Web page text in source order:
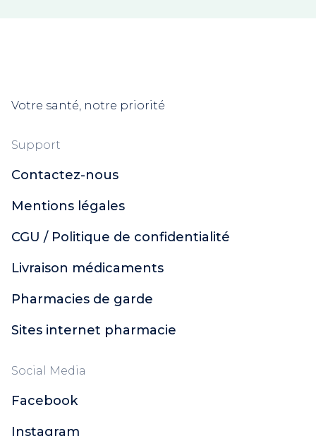
Même
ACM
Bailleul
Oenobiol
Style
Laboratoires de Biarritz
Melvita
Phytosun Aroms
Alphanova Do It Yourself
Apaisac Biorga
Votre santé, notre priorité
Support
Contactez-nous
Mentions légales
CGU / Politique de confidentialité
Livraison médicaments
Pharmacies de garde
Sites internet pharmacie
Social Media
Facebook
Instagram